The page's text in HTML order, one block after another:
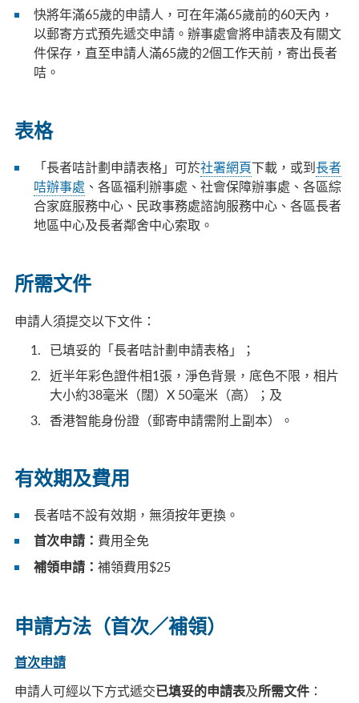
快將年滿65歲的申請人，可在年滿65歲前的60天內，
以郵寄方式預先遞交申請。辦事處會將申請表及有關文
件保存，直至申請人滿65歲的2個工作天前，寄出長者
咭。
表格
「長者咭計劃申請表格」可於社署網頁下載，或到長者
咭辦事處 、各區福利辦事處、社會保障辦事處、各區綜
合家庭服務中心、民政事務處諮詢服務中心、各區長者
地區中心及長者鄰舍中心索取。
所需文件
申請人須提交以下文件：
已填妥的「長者咭計劃申請表格」；
近半年彩色證件相1張，淨色背景，底色不限，相片
大小約38毫米（闊）X 50毫米（高）；及
香港智能身份證（郵寄申請需附上副本）。
有效期及費用
長者咭不設有效期，無須按年更換。
首次申請： 費用全免
補領申請： 補領費用$25
申請方法（首次／補領）
首次申請
申請人可經以下方式遞交已填妥的申請表及所需文件 ：